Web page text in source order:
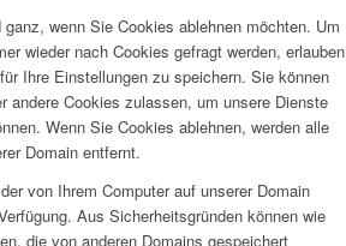
wenn Sie Cookies ablehnen möchten. Um
wieder nach Cookies gefragt werden, erlauben
Ihre Einstellungen zu speichern. Sie können
andere Cookies zulassen, um unsere Dienste
Wenn Sie Cookies ablehnen, werden alle
Domain entfernt.
von Ihrem Computer auf unserer Domain
Aus Sicherheitsgründen können wie
die von anderen Domains gespeichert